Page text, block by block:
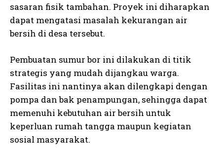
sasaran fisik tambahan. Proyek ini diharapkan
dapat mengatasi masalah kekurangan air
bersih di desa tersebut.
Pembuatan sumur bor ini dilakukan di titik
strategis yang mudah dijangkau warga.
Fasilitas ini nantinya akan dilengkapi dengan
pompa dan bak penampungan, sehingga dapat
memenuhi kebutuhan air bersih untuk
keperluan rumah tangga maupun kegiatan
sosial masyarakat.